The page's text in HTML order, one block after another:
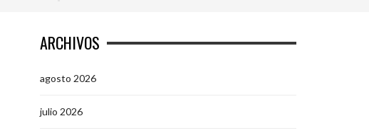
ARCHIVOS
agosto 2026
julio 2026